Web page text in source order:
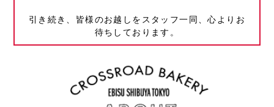
引き続き、皆様のお越しをスタッフ一同、心よりお
待ちしております。